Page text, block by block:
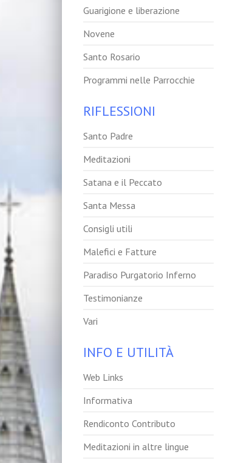
Guarigione e liberazione
Novene
Santo Rosario
Programmi nelle Parrocchie
RIFLESSIONI
Santo Padre
Meditazioni
Satana e il Peccato
Santa Messa
Consigli utili
Malefici e Fatture
Paradiso Purgatorio Inferno
Testimonianze
Vari
INFO E UTILITÀ
Web Links
Informativa
Rendiconto Contributo
Meditazioni in altre lingue